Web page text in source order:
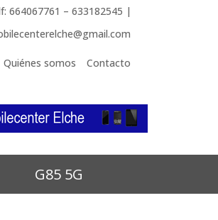
664067761 – 633182545 |
Quiénes somos Contacto
G85 5G